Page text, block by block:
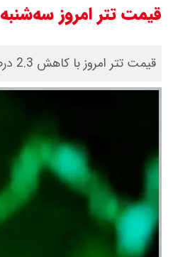
قیمت تتر امروز سه‌شنبه ۱۵ اردیبهشت 1405/کاهش قیمت
قیمت تتر امروز با کاهش 2.3 درصدی، به 183,498 (یکصد و هشتاد و سه هزار و چهارصد و نود و هشت) تومان رسید.